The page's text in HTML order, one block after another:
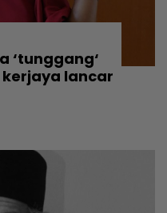
‘tunggang‘
kerjaya lancar